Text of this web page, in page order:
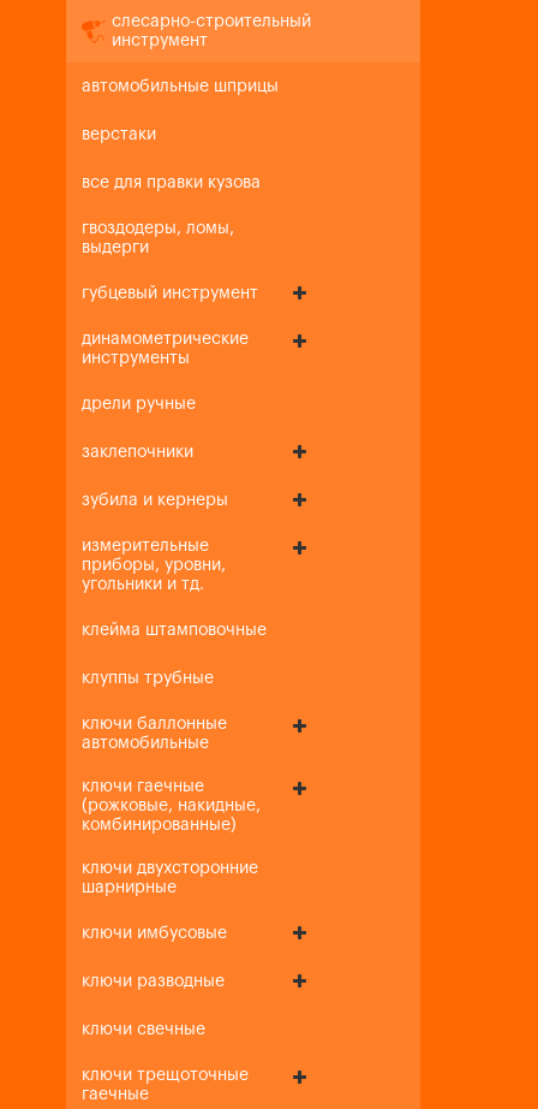
слесарно-строительный
инструмент
автомобильные шприцы
верстаки
все для правки кузова
гвоздодеры, ломы,
выдерги
губцевый инструмент
динамометрические
инструменты
дрели ручные
заклепочники
зубила и кернеры
измерительные
приборы, уровни,
угольники и тд.
клейма штамповочные
клуппы трубные
ключи баллонные
автомобильные
ключи гаечные
(рожковые, накидные,
комбинированные)
ключи двухсторонние
шарнирные
ключи имбусовые
ключи разводные
ключи свечные
ключи трещоточные
гаечные